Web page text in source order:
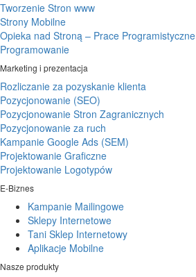
Tworzenie Stron www
Strony Mobilne
Opieka nad Stroną – Prace Programistyczne
Programowanie
Marketing i prezentacja
Rozliczanie za pozyskanie klienta
Pozycjonowanie (SEO)
Pozycjonowanie Stron Zagranicznych
Pozycjonowanie za ruch
Kampanie Google Ads (SEM)
Projektowanie Graficzne
Projektowanie Logotypów
E-Biznes
Kampanie Mailingowe
Sklepy Internetowe
Tani Sklep Internetowy
Aplikacje Mobilne
Nasze produkty